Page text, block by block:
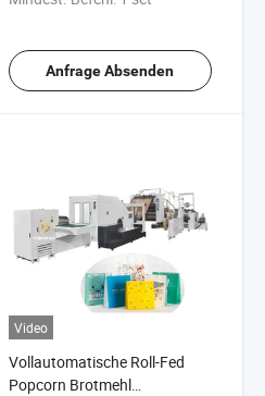
Anfrage Absenden
Video
Vollautomatische Roll-Fed
Popcorn Brotmehl